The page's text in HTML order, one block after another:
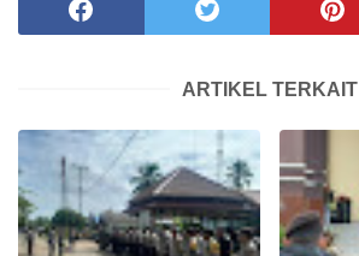
ARTIKEL TERKAIT